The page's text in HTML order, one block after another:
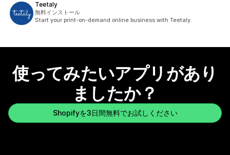
Teetaly
無料インストール
Start your print-on-demand online business with Teetaly.
使ってみたいアプリがあり
ましたか？
Shopifyを3日間無料でお試しください